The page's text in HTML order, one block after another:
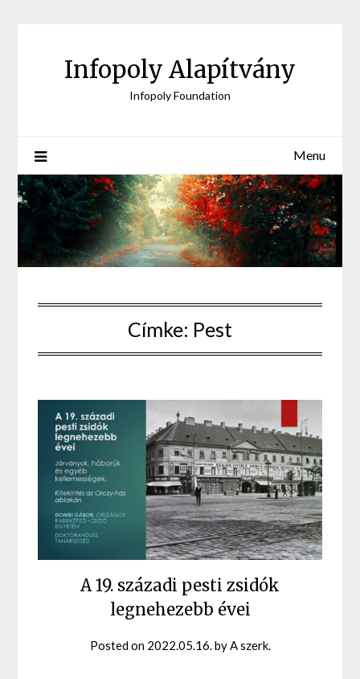
Infopoly Alapítvány
Infopoly Foundation
Menu
Címke: Pest
A 19. századi pesti zsidók
legnehezebb évei
Posted on 2022.05.16.byA szerk.